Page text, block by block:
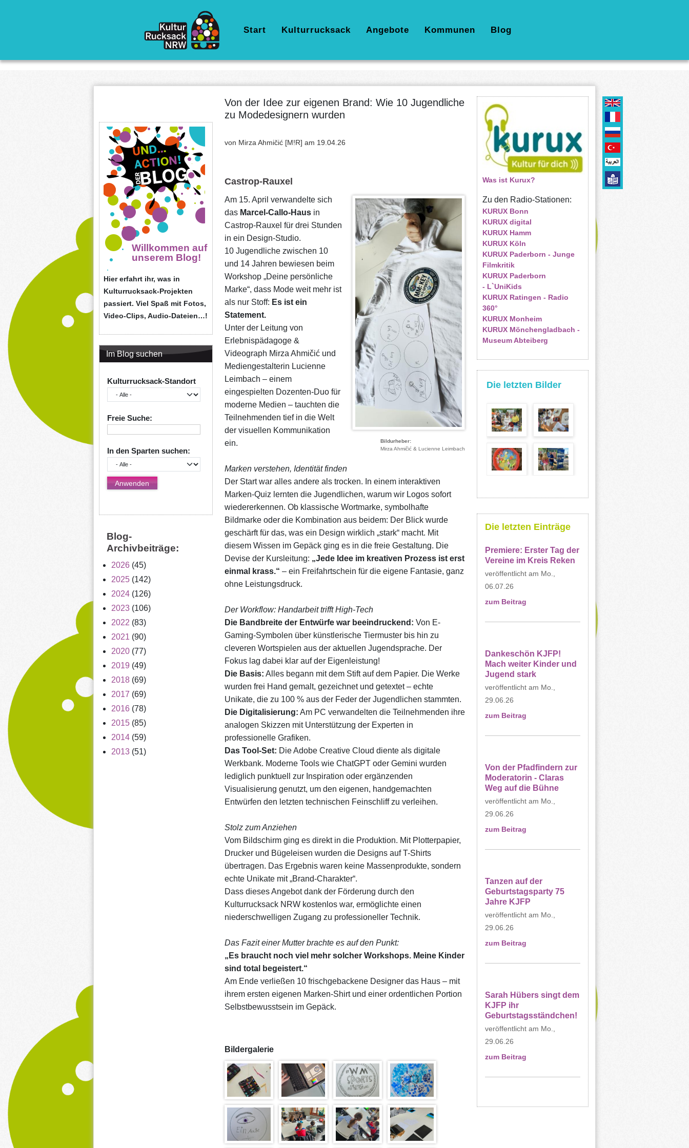
Hauptnavigation
Start Kulturrucksack Angebote Kommunen Blog
Willkommen auf
unserem Blog!
Hier erfahrt ihr, was in
Kulturrucksack-Projekten
passiert. Viel Spaß mit Fotos,
Video-Clips, Audio-Dateien…!
Im Blog suchen
Kulturrucksack-Standort
Freie Suche:
In den Sparten suchen:
Blog-
Archivbeiträge:
2026 (45)
2025 (142)
2024 (126)
2023 (106)
2022 (83)
2021 (90)
2020 (77)
2019 (49)
2018 (69)
2017 (69)
2016 (78)
2015 (85)
2014 (59)
2013 (51)
Von der Idee zur eigenen Brand: Wie 10 Jugendliche
zu Modedesignern wurden
von Mirza Ahmičić [M!R] am 19.04.26
Bild
Castrop-Rauxel
Bildurheber
Mirza Ahmičić & Lucienne Leimbach
Am 15. April verwandelte sich
das Marcel-Callo-Hausin
Castrop-Rauxel für drei Stunden
in ein Design-Studio.
10 Jugendliche zwischen 10
und 14 Jahren bewiesen beim
Workshop „Deine persönliche
Marke“, dass Mode weit mehr ist
als nur Stoff: Es ist ein
Statement.
​Unter der Leitung von
Erlebnispädagoge &
Videograph Mirza Ahmičić und
Mediengestalterin Lucienne
Leimbach – einem
eingespielten Dozenten-Duo für
moderne Medien – tauchten die
Teilnehmenden tief in die Welt
der visuellen Kommunikation
ein.
Marken verstehen, Identität finden
​Der Start war alles andere als trocken. In einem interaktiven
Marken-Quiz lernten die Jugendlichen, warum wir Logos sofort
wiedererkennen. Ob klassische Wortmarke, symbolhafte
Bildmarke oder die Kombination aus beidem: Der Blick wurde
geschärft für das, was ein Design wirklich „stark“ macht. Mit
diesem Wissen im Gepäck ging es in die freie Gestaltung. Die
Devise der Kursleitung: „Jede Idee im kreativen Prozess ist erst
einmal krass.“ – ein Freifahrtschein für die eigene Fantasie, ganz
ohne Leistungsdruck.
Der Workflow: Handarbeit trifft High-Tech
​Die Bandbreite der Entwürfe war beeindruckend: Von E-
Gaming-Symbolen über künstlerische Tiermuster bis hin zu
cleveren Wortspielen aus der aktuellen Jugendsprache. Der
Fokus lag dabei klar auf der Eigenleistung!
​Die Basis: Alles begann mit dem Stift auf dem Papier. Die Werke
wurden frei Hand gemalt, gezeichnet und getextet – echte
Unikate, die zu 100 % aus der Feder der Jugendlichen stammten.
​Die Digitalisierung: Am PC verwandelten die Teilnehmenden ihre
analogen Skizzen mit Unterstützung der Experten in
professionelle Grafiken.
​Das Tool-Set: Die Adobe Creative Cloud diente als digitale
Werkbank. Moderne Tools wie ChatGPT oder Gemini wurden
lediglich punktuell zur Inspiration oder ergänzenden
Visualisierung genutzt, um den eigenen, handgemachten
Entwürfen den letzten technischen Feinschliff zu verleihen.
​Stolz zum Anziehen
​Vom Bildschirm ging es direkt in die Produktion. Mit Plotterpapier,
Drucker und Bügeleisen wurden die Designs auf T-Shirts
übertragen. Das Ergebnis waren keine Massenprodukte, sondern
echte Unikate mit „Brand-Charakter“.
​Dass dieses Angebot dank der Förderung durch den
Kulturrucksack NRW kostenlos war, ermöglichte einen
niederschwelligen Zugang zu professioneller Technik.
Das Fazit einer Mutter brachte es auf den Punkt:
„Es braucht noch viel mehr solcher Workshops. Meine Kinder
sind total begeistert.“
Am Ende verließen 10 frischgebackene Designer das Haus – mit
ihrem ersten eigenen Marken-Shirt und einer ordentlichen Portion
Selbstbewusstsein im Gepäck.
Bildergalerie
Was ist Kurux?
Zu den Radio-Stationen:
KURUX Bonn
KURUX digital
KURUX Hamm
KURUX Köln
KURUX Paderborn - Junge
Filmkritik
KURUX Paderborn
- L`UniKids
KURUX Ratingen - Radio
360°
KURUX Monheim
KURUX Mönchengladbach -
Museum Abteiberg
Die letzten Bilder
Die letzten Einträge
Premiere: Erster Tag der
Vereine im Kreis Reken
Mo.,
06.07.26
zum Beitrag
Dankeschön KJFP!
Mach weiter Kinder und
Jugend stark
Mo.,
29.06.26
zum Beitrag
Von der Pfadfindern zur
Moderatorin - Claras
Weg auf die Bühne
Mo.,
29.06.26
zum Beitrag
Tanzen auf der
Geburtstagsparty 75
Jahre KJFP
Mo.,
29.06.26
zum Beitrag
Sarah Hübers singt dem
KJFP ihr
Geburtstagsständchen!
Mo.,
29.06.26
zum Beitrag